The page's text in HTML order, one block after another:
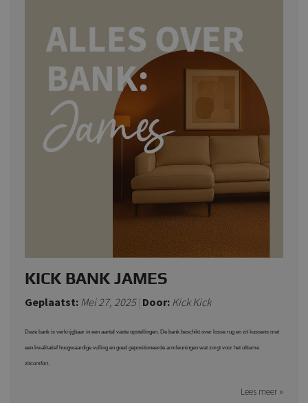
KICK BANK JAMES
Geplaatst: Mei 27, 2025 Door: Kick Kick
Deze bank is verkrijgbaar in een aantal vaste opstellingen. De bank beschikt over losse rug en zit kussens met
een kwalitatief hoogwaardige vulling en goed gepositioneerde armleuningen wat zorgt voor het ultieme
zitcomfort.
Lees meer »